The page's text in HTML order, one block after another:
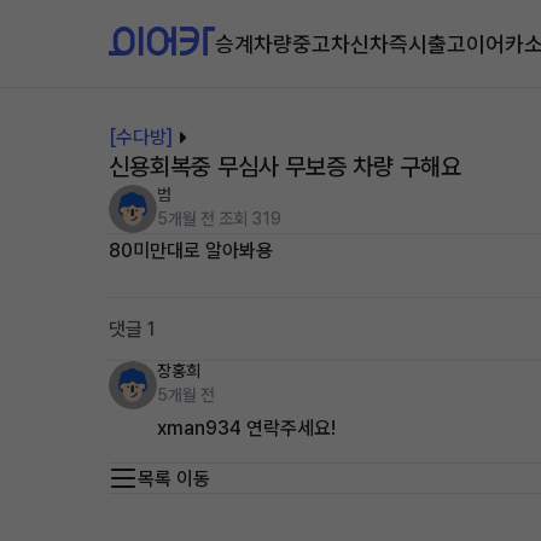
승계차량중고차신차즉시출고이어카
[수다방]
신용회복중 무심사 무보증 차량 구해요
범
5개월 전 조회 319
80미만대로 알아봐용
댓글 1
장홍희
5개월 전
xman934 연락주세요!
목록 이동